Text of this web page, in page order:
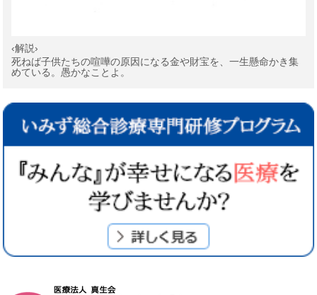
‹解説›
死ねば子供たちの喧嘩の原因になる金や財宝を、一生懸命かき集
めている。愚かなことよ。